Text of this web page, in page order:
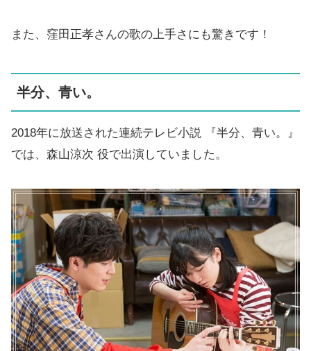
また、窪田正孝さんの歌の上手さにも驚きです！
半分、青い。
2018年に放送された連続テレビ小説 『半分、青い。』
では、森山涼次 役で出演していました。